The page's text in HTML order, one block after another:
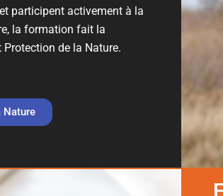
participent activement à la
la formation fait la
de la Nature.
Nature